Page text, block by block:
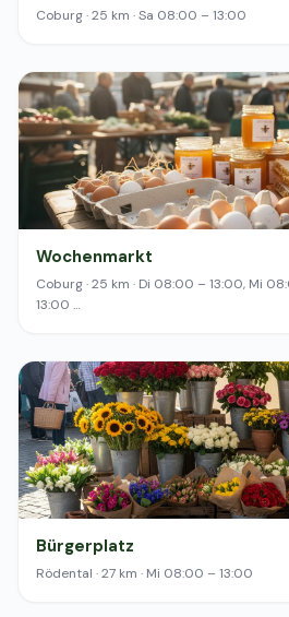
Coburg · 25 km · Sa 08:00 – 13:00
Wochenmarkt
Coburg · 25 km · Di 08:00 – 13:00, Mi
13:00 …
Bürgerplatz
Rödental · 27 km · Mi 08:00 – 13:00